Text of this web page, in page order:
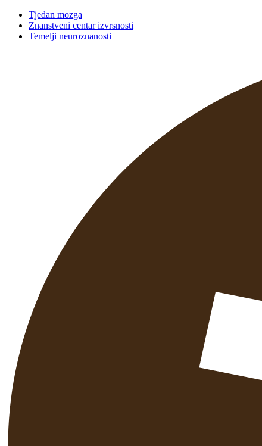
Tjedan mozga
Znanstveni centar izvrsnosti
Temelji neuroznanosti